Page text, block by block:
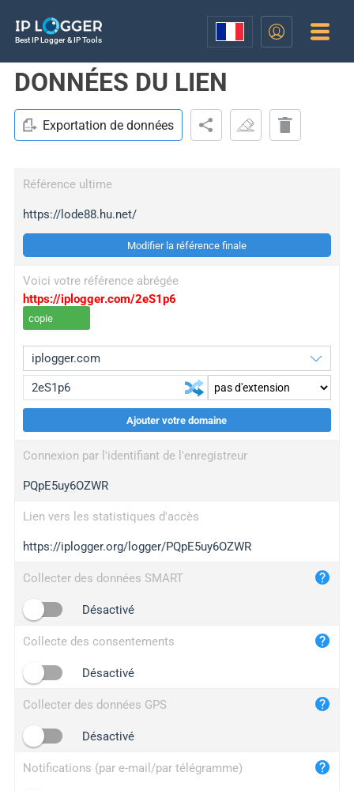
Best IP Logger & IP Tools
DONNÉES DU LIEN
Exportation de données
Référence ultime
https://lode88.hu.net/
Modifier la référence finale
Voici votre référence abrégée
https://iplogger.com/2eS1p6
copie
wl.gl
ed.tc
iplogger.com
maper.info
2no.co
yip.su
iplogger.info
Ajouter votre domaine
Connexion par l'identifiant de l'enregistreur
PQpE5uy6OZWR
Lien vers les statistiques d'accès
https://iplogger.org/logger/PQpE5uy6OZWR
Collecter des données SMART
Désactivé
Collecte des consentements
Désactivé
Collecter des données GPS
Désactivé
Notifications (par e-mail/par télégramme)